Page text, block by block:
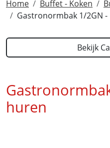
Home Buffet - Koken
Gastronormbak 1/2GN -
Bekijk
huren